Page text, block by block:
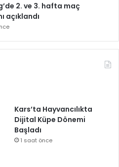
2. ve 3. hafta maç
açıklandı
Kars’ta Hayvancılıkta
Dijital Küpe Dönemi
Başladı
1 saat önce